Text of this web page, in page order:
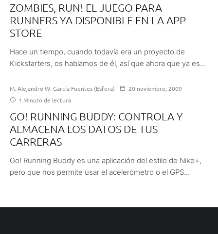
ZOMBIES, RUN! EL JUEGO PARA
RUNNERS YA DISPONIBLE EN LA APP
STORE
Hace un tiempo, cuando todavía era un proyecto de
Kickstarters, os hablamos de él, así que ahora que ya es...
M. Alejandro W. García Fuentes (Esfera)
20 noviembre, 2009
1 Minuto de lectura
GO! RUNNING BUDDY: CONTROLA Y
ALMACENA LOS DATOS DE TUS
CARRERAS
Go! Running Buddy es una aplicación del estilo de Nike+,
pero que nos permite usar el acelerómetro o el GPS...